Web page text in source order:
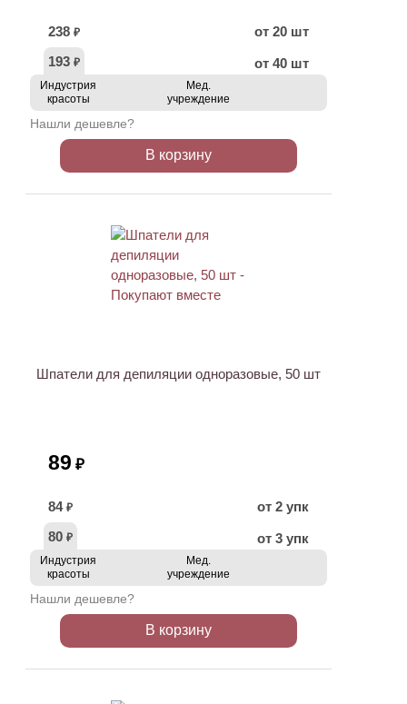
238 ₽
от 20 шт
193 ₽ от 40 шт
Индустрия
красоты
Мед.
учреждение
Нашли дешевле?
В корзину
Шпатели для депиляции одноразовые, 50 шт
89 ₽
84 ₽
от 2 упк
80 ₽ от 3 упк
Индустрия
красоты
Мед.
учреждение
Нашли дешевле?
В корзину